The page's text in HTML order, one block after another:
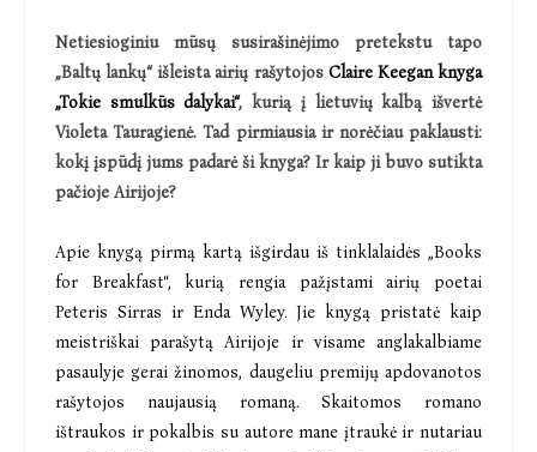
Netiesioginiu mūsų susirašinėjimo pretekstu tapo
„Baltų lankų“ išleista airių rašytojos Claire Keegan knyga
„Tokie smulkūs dalykai“, kurią į lietuvių kalbą išvertė
Violeta Tauragienė. Tad pirmiausia ir norėčiau paklausti:
kokį įspūdį jums padarė ši knyga? Ir kaip ji buvo sutikta
pačioje Airijoje?
Apie knygą pirmą kartą išgirdau iš tinklalaidės „Books
for Breakfast“, kurią rengia pažįstami airių poetai
Peteris Sirras ir Enda Wyley. Jie knygą pristatė kaip
meistriškai parašytą Airijoje ir visame anglakalbiame
pasaulyje gerai žinomos, daugeliu premijų apdovanotos
rašytojos naujausią romaną. Skaitomos romano
ištraukos ir pokalbis su autore mane įtraukė ir nutariau